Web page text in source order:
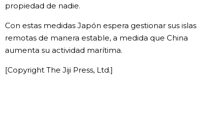
Blog
Tokio
propiedad de nadie.
Con estas medidas Japón espera gestionar sus islas
remotas de manera estable, a medida que China
aumenta su actividad marítima.
[Copyright The Jiji Press, Ltd.]